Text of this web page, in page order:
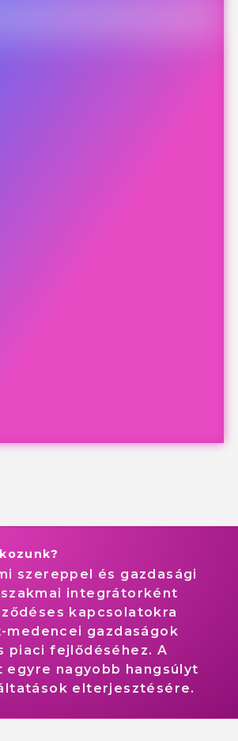
szereppel és gazdasági
integrátorként
kapcsolatokra
medencei gazdaságok
piaci fejlődéséhez. A
nagyobb hangsúlyt
elterjesztésére.